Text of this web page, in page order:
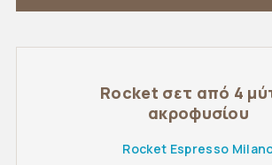
Rocket σετ από 4
ακροφυσίου
Rocket Espresso